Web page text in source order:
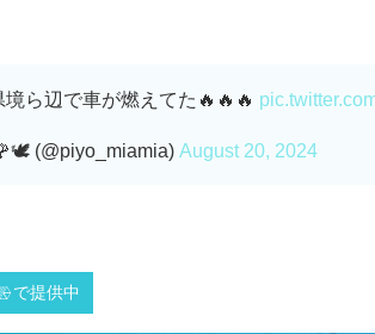
ら辺で車が燃えてた🔥🔥🔥
(@piyo_miamia) August 20, 2024
で提供中